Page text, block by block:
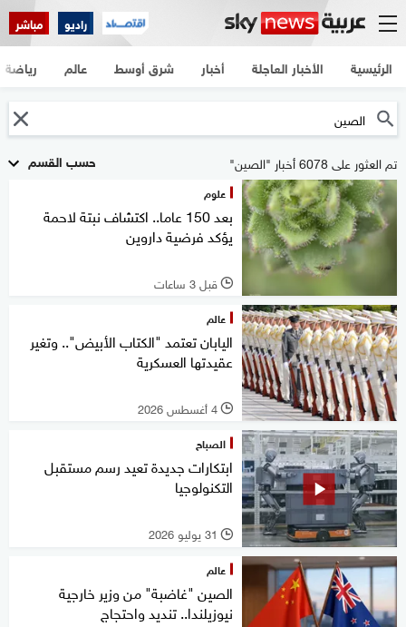
راديو مباشر
الرئيسية الأخبار العاجلة أخبار شرق أوسط عالم رياضة
حسب القسم تم العثور على 6078 أخبار "الصين"
علوم
بعد 150 عاما.. اكتشاف نبتة لاحمة
يؤكد فرضية داروين
l قبل 3 ساعات
عالم
اليابان تعتمد "الكتاب الأبيض".. وتغير
عقيدتها العسكرية
l 4 أغسطس 2026
الصباح
ابتكارات جديدة تعيد رسم مستقبل
التكنولوجيا
l 31 يوليو 2026
عالم
الصين "غاضبة" من وزير خارجية
نيوزيلندا.. تنديد واحتجاج